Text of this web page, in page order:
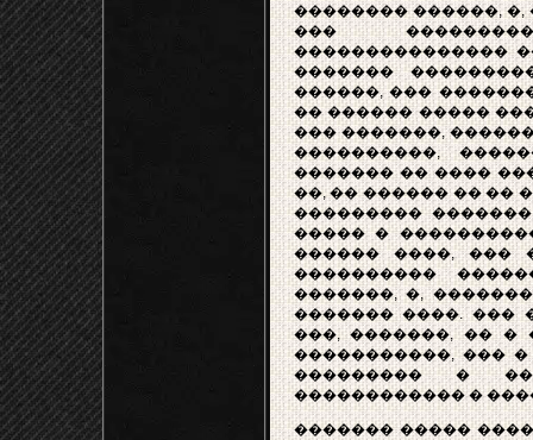
�������� ������,
���
���������������
�������
������, ���
�� ������ �����
��� �������,
����������,
������� �� ����
��, �� ������ �� ��
���������
����� �
������ ����, ���
����������
�������, �,
������� ����. ���
���, �������, �� �
�����������, ���
��������� �
������������ �
������� �����